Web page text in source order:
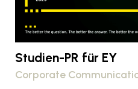
Studien-PR für EY
Corporate